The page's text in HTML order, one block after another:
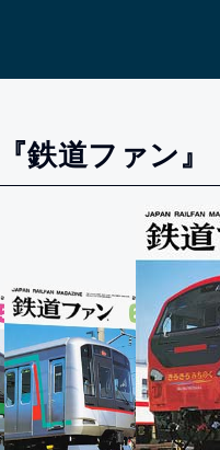
鉄道ファン』